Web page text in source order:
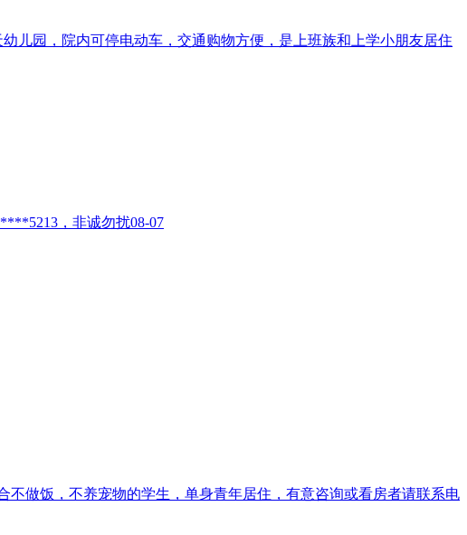
儿园，院内可停电动车，交通购物方便，是上班族和上学小朋友居住
，非诚勿扰08-07
做饭，不养宠物的学生，单身青年居住，有意咨询或看房者请联系电